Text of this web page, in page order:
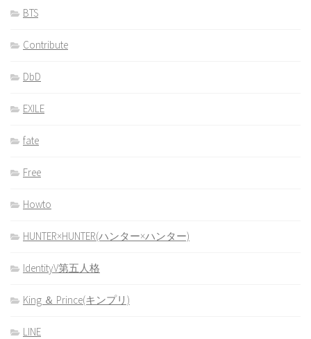
BTS
Contribute
DbD
EXILE
fate
Free
Howto
HUNTER×HUNTER(ハンター×ハンター)
IdentityV第五人格
King ＆ Prince(キンプリ)
LINE